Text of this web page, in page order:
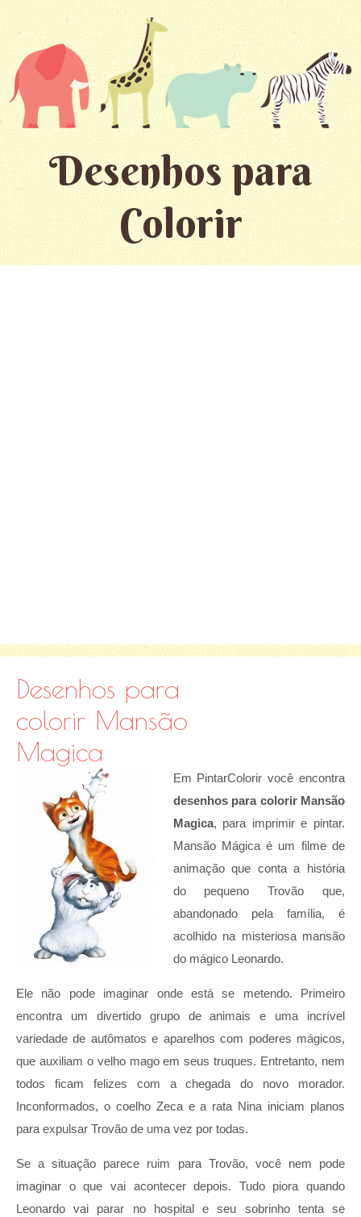
Desenhos para
Colorir
Desenhos para
colorir Mansão
Magica
Em PintarColorir você encontra
desenhos para colorir Mansão
Magica, para imprimir e pintar.
Mansão Mágica é um filme de
animação que conta a história
do pequeno Trovão que,
abandonado pela família, é
acolhido na misteriosa mansão
do mágico Leonardo.
Ele não pode imaginar onde está se metendo. Primeiro
encontra um divertido grupo de animais e uma incrível
variedade de autômatos e aparelhos com poderes mágicos,
que auxiliam o velho mago em seus truques. Entretanto, nem
todos ficam felizes com a chegada do novo morador.
Inconformados, o coelho Zeca e a rata Nina iniciam planos
para expulsar Trovão de uma vez por todas.
Se a situação parece ruim para Trovão, você nem pode
imaginar o que vai acontecer depois. Tudo piora quando
Leonardo vai parar no hospital e seu sobrinho tenta se